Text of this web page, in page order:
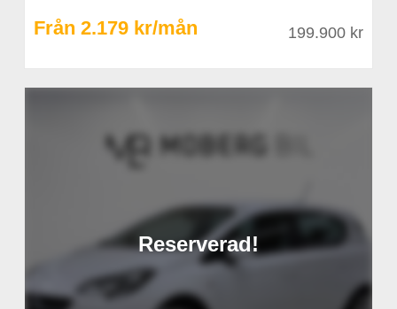
Från 2.179 kr/mån 199.900 kr
Reserverad!